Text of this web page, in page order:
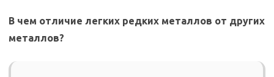
В чем отличие легких редких металлов от других
металлов?